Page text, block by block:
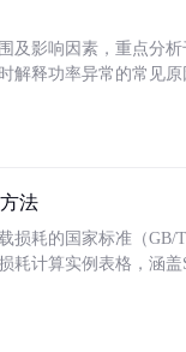
及影响因素，重点分
解释功率异常的常见
法
损耗的国家标准（GB/
耗计算实例表格，涵